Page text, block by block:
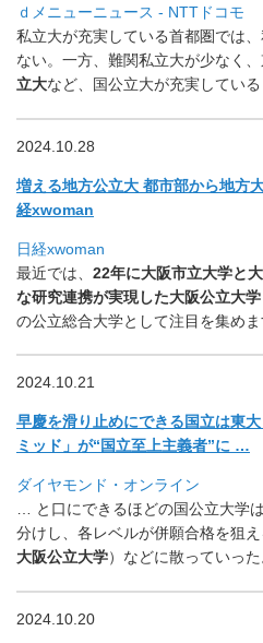
ｄメニューニュース - NTTドコモ
私立大が充実している首都圏では、
ない。一方、難関私立大が少なく、
立大など、国公立大が充実している
2024.10.28
増える地方公立大 都市部から地方
経xwoman
日経xwoman
最近では、 22年に大阪市立大学と
な研究連携が実現した大阪公立大学
の公立総合大学として注目を集めま
2024.10.21
早慶を滑り止めにできる国立は東
ミッド」が“国立至上主義者”に …
ダイヤモンド・オンライン
… と口にできるほどの国公立大学は
分けし、各レベルが併願合格を狙
大阪公立大学）などに散っていった
2024.10.20